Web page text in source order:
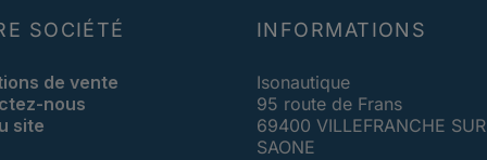
SOCIÉTÉ
de vente
nous
site
INFORMATIONS
Isonautique
95 route de Frans
69400 VILLEFRANCHE SUR
SAONE